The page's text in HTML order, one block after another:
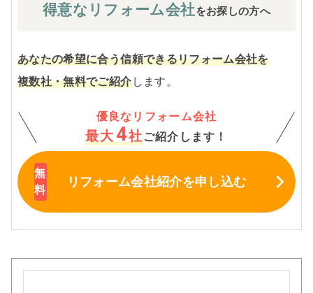
得意なリフォーム会社をお探しの方へ
あなたの希望に合う信頼できるリフォーム会社を
複数社・無料でご紹介します。
優良なリフォーム会社
最大 4社 ご紹介します！
リフォーム会社紹介を申し込む